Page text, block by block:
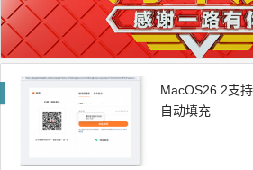
MacOS26.2支
自动填充